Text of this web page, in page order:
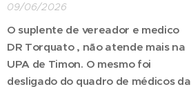
09/06/2026
O suplente de vereador e medico
DR Torquato , não atende mais na
UPA de Timon. O mesmo foi
desligado do quadro de médicos da